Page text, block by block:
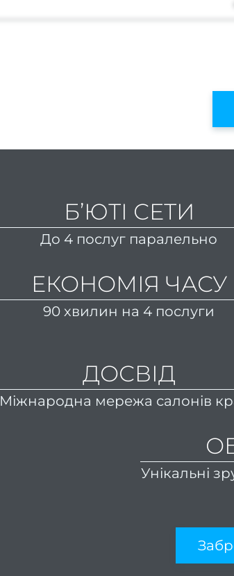
Б’ЮТІ СЕТИ
До 4 послуг паралельно
ЕКОНОМІЯ ЧАСУ
90 хвилин на 4 послуги
ДОСВІД
Міжнародна мережа салонів
Унікальні